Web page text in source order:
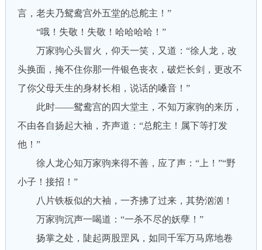
言，老夫乃鸳鸯宫外五堂的总舵主！”
“哦！失敬！失敬！哈哈哈哈！”
万家驹心头冒火，仰天一笑，又道：“徐人龙，改
头换面，掩不住你那一件银色丧衣，破烂长剑，更改不
了你父母天生的身材长相，说话的嗓音！”
此时——鸳鸯宫的四大堂主，不知万家驹的来历，
不由各自扬起大袖，齐声道：“总舵主！属下等打发
他！”
徐人龙心知万家驹来得不善，应了声：“上！”“野
小子！接招！”
八片铁板似的大袖，一齐拂了过来，其势汹汹！
万家驹沉声一喝道：“一杀不尽的妖孽！”
扬掌之处，陡起两股罡风，如同千军万马席地卷